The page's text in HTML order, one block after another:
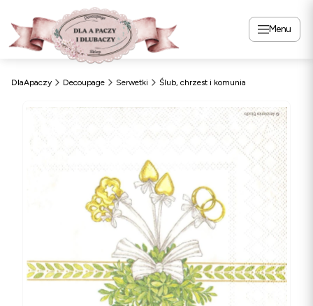
Menu
DlaApaczy Decoupage Serwetki Ślub, chrzest i komunia